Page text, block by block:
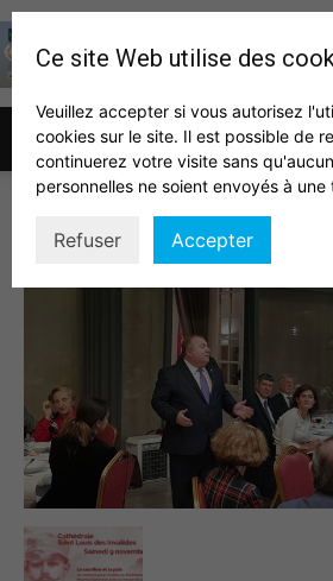
auditeurs
IHEDN
rentrée2019 3
Ce site Web utilise des
Veuillez accepter si vous autorisez
cookies sur le site. Il est possible de
continuerez votre visite sans
personnelles ne soient envoyés à une
Refuser Accepter